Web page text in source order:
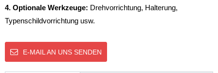
4. Optionale Werkzeuge: Drehvorrichtung, Halterung,
Typenschildvorrichtung usw.
E-MAIL AN UNS SENDEN